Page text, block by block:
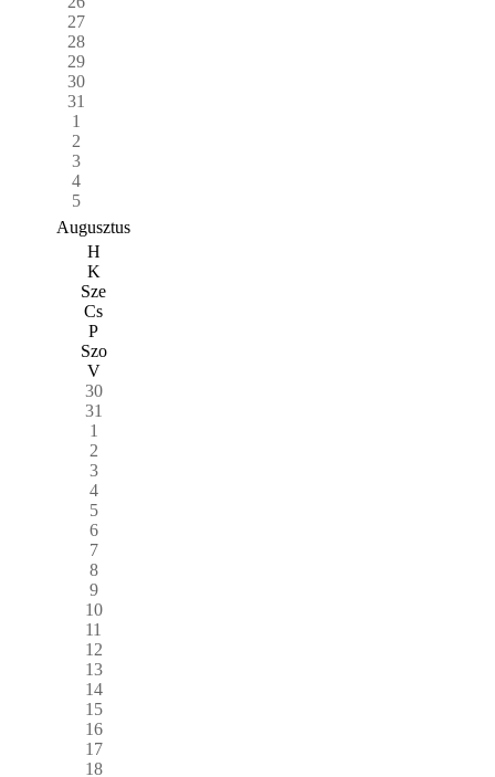
27
28
29
30
31
1
2
3
4
5
Augusztus
H
K
Sze
Cs
P
Szo
V
30
31
1
2
3
4
5
6
7
8
9
10
11
12
13
14
15
16
17
18